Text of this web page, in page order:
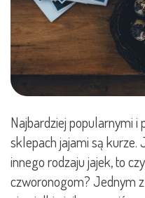
Najbardziej popularnymi
sklepach jajami są kurze.
innego rodzaju jajek, to
czworonogom? Jednym